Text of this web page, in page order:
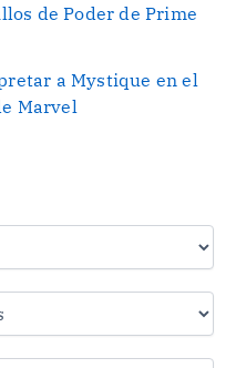
de Poder de Prime
a Mystique en el
Marvel